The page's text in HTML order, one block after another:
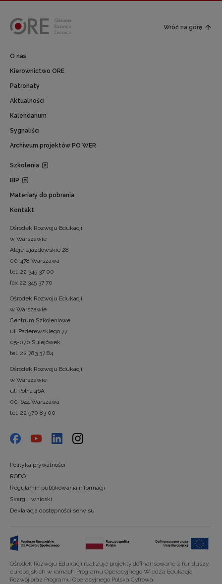
Wróć na górę
O nas
Kierownictwo ORE
Patronaty
Aktualności
Kalendarium
Sygnaliści
Archiwum projektów PO WER
Szkolenia
BIP
Materiały do pobrania
Kontakt
Ośrodek Rozwoju Edukacji
w Warszawie
Aleje Ujazdowskie 28
00-478 Warszawa
tel. 22 345 37 00
fax 22 345 37 70
Ośrodek Rozwoju Edukacji
w Warszawie
Centrum Szkoleniowe
ul. Paderewskiego 77
05-070 Sulejówek
tel. 22 783 37 84
Ośrodek Rozwoju Edukacji
w Warszawie
ul. Polna 46A
00-644 Warszawa
tel. 22 570 83 00
Polityka prywatności
RODO
Regulamin publikowania informacji
Skargi i wnioski
Deklaracja dostępności serwisu
Ośrodek Rozwoju Edukacji realizuje projekty dofinansowane z funduszy
europejskich w ramach Programu Operacyjnego Wiedza Edukacja
Rozwój oraz Programu Operacyjnego Polska Cyfrowa